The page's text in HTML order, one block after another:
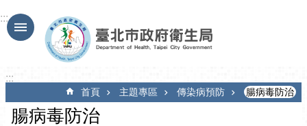
跳到主要內容區塊
:::
:::
首頁 主題專區 傳染病預防 腸病毒防治
腸病毒防治